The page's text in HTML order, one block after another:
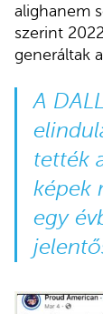
alighanem
szerint
generáltak
A
tették
képek
egy